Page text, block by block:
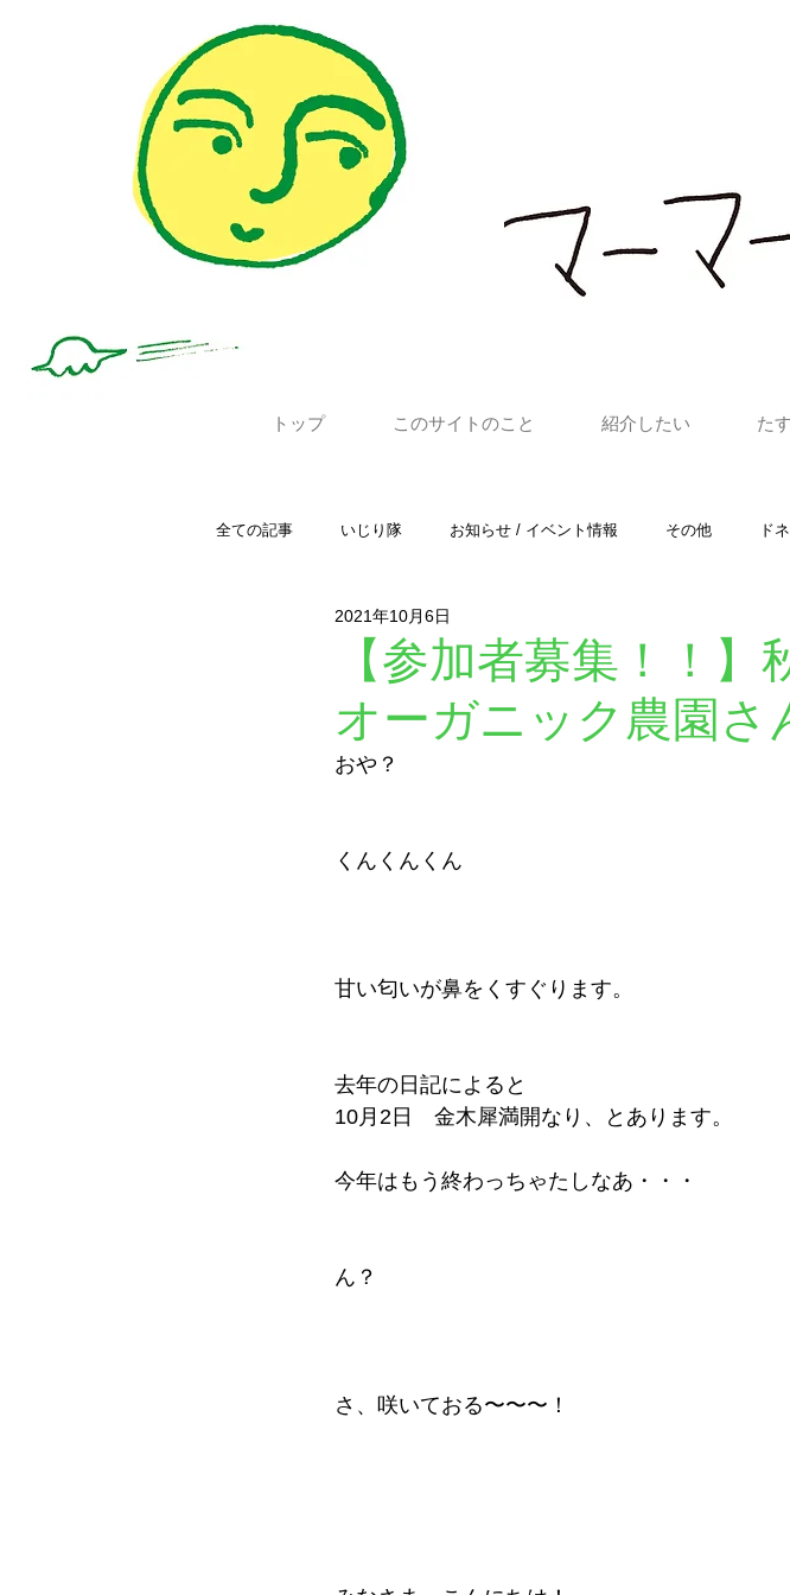
トップ このサイトのこと 紹介したい た
全ての記事 いじり隊 お知らせ / イベント情報 その他 ド
レポート紹介 読み物 / from マーマーマガジン
【参加者募集！！
オーガニック農園さ
2021年10月6日
おや？
くんくんくん
甘い匂いが鼻をくすぐります。
去年の日記によると
10月2日　金木犀満開なり、とあります。
今年はもう終わっちゃたしなあ・・・
ん？
さ、咲いておる〜〜〜！